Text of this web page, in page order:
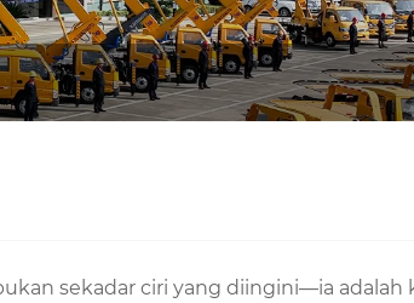
sekadar ciri yang diingini—ia adalah